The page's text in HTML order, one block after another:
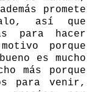
promete
así que
para hacer
porque
es mucho
más porque
para venir,